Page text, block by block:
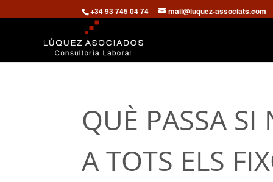
+34 93 745 04 74 mail@luquez-associats.com
QUÈ PASSA SI
A TOTS ELS